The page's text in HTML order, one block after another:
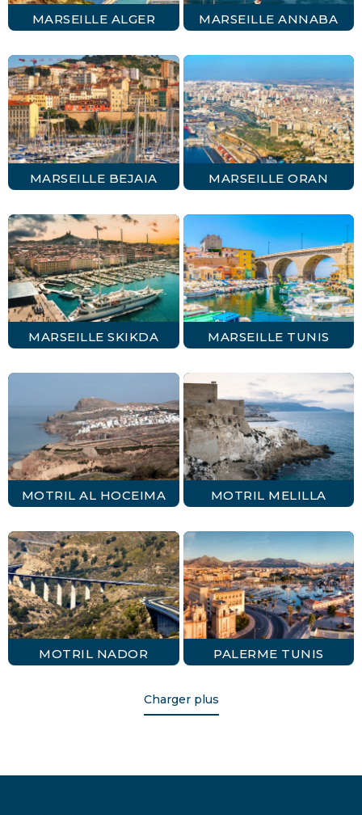
MARSEILLE ALGER MARSEILLE ANNABA
MARSEILLE BEJAIA MARSEILLE ORAN
MARSEILLE SKIKDA MARSEILLE TUNIS
MOTRIL AL HOCEIMA MOTRIL MELILLA
MOTRIL NADOR PALERME TUNIS
Charger plus